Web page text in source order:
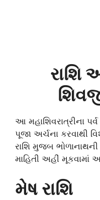
રાશિ
આ મહાશિવરાત્રીના
પૂજા અર્ચના કરવાથી
રાશિ મુજબ
માહિતી અહીં મૂકવામાં
મેષ રાશિ